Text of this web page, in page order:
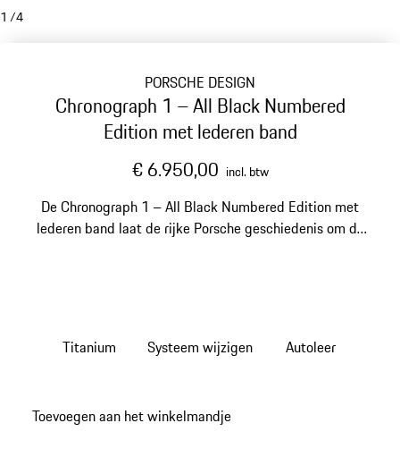
1 /4
PORSCHE DESIGN
Chronograph 1 – All Black Numbered
Edition met lederen band
€ 6.950,00 incl. btw
De Chronograph 1 – All Black Numbered Edition met
lederen band laat de rijke Porsche geschiedenis om de
Titanium Systeem wijzigen Autoleer
Toevoegen aan het winkelmandje